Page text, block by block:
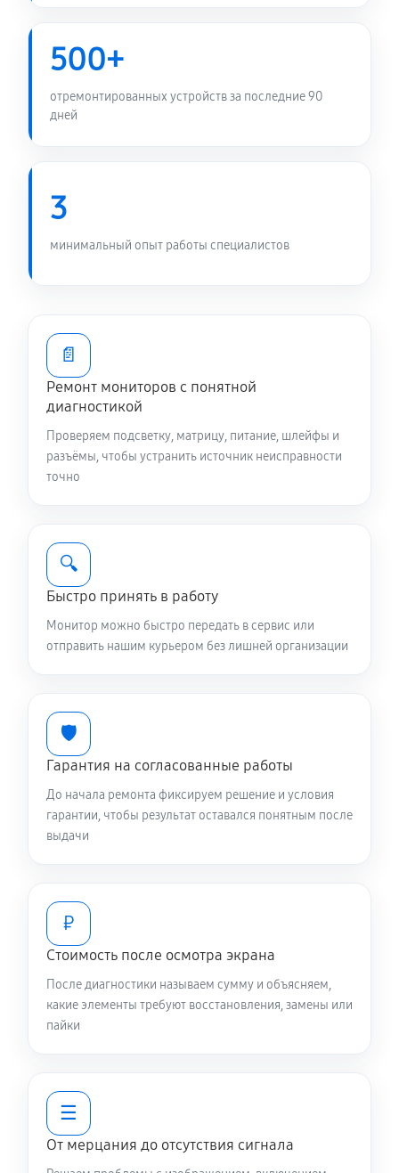
500+
отремонтированных устройств за последние 90
дней
3
минимальный опыт работы специалистов
📄
Ремонт мониторов с понятной
диагностикой
Проверяем подсветку, матрицу, питание, шлейфы и
разъёмы, чтобы устранить источник неисправности
точно
🔍
Быстро принять в работу
Монитор можно быстро передать в сервис или
отправить нашим курьером без лишней организации
🛡️
Гарантия на согласованные работы
До начала ремонта фиксируем решение и условия
гарантии, чтобы результат оставался понятным после
выдачи
₽
Стоимость после осмотра экрана
После диагностики называем сумму и объясняем,
какие элементы требуют восстановления, замены или
пайки
☰
От мерцания до отсутствия сигнала